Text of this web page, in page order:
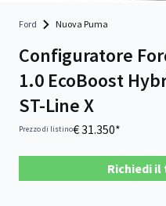
Ford Nuova Puma
Configuratore
1.0 EcoBoost
ST-Line X
Prezzo di listino€ 31.350*
Richiedi il